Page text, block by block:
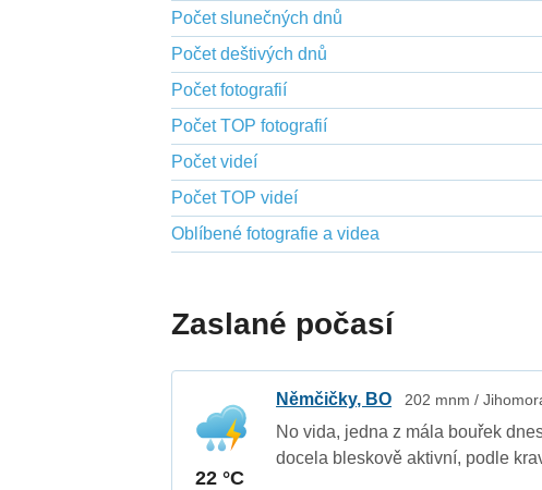
Počet slunečných dnů
Počet deštivých dnů
Počet fotografií
Počet TOP fotografií
Počet videí
Počet TOP videí
Oblíbené fotografie a videa
Zaslané počasí
22 °C
Němčičky, BO 202 mnm /
No vida, jedna z mála bouřek
docela bleskově aktivní, podle